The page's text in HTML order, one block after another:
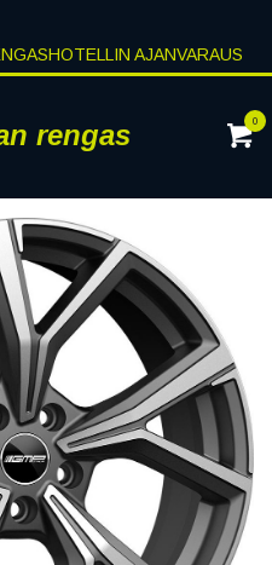
AJANVARAUS
rengas 0